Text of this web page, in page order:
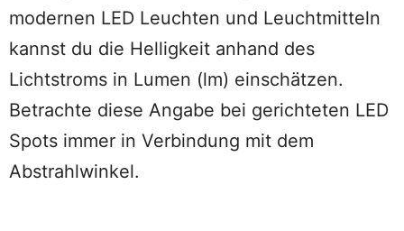
modernen LED Leuchten und Leuchtmitteln
kannst du die Helligkeit anhand des
Lichtstroms in Lumen (lm) einschätzen.
Betrachte diese Angabe bei gerichteten LED
Spots immer in Verbindung mit dem
Abstrahlwinkel.